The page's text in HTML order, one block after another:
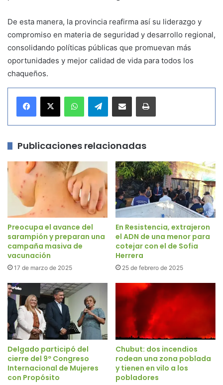
De esta manera, la provincia reafirma así su liderazgo y
compromiso en materia de seguridad y desarrollo regional,
consolidando políticas públicas que promuevan más
oportunidades y mejor calidad de vida para todos los
chaqueños.
Telegram
Publicaciones relacionadas
Preocupa el avance del
sarampión y preparan una
campaña masiva de
vacunación
17 de marzo de 2025
En Resistencia, extrajeron
el ADN de una menor para
cotejar con el de Sofia
Herrera
25 de febrero de 2025
Delgado participó del
cierre del 9º Congreso
Internacional de Mujeres
con Propósito
Chubut: dos incendios
rodean una zona poblada
y tienen en vilo a los
pobladores